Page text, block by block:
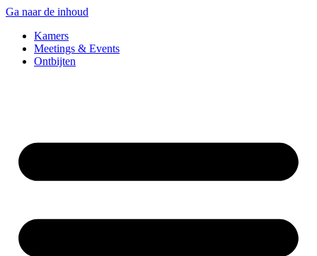
Ga naar de inhoud
Kamers
Meetings & Events
Ontbijten